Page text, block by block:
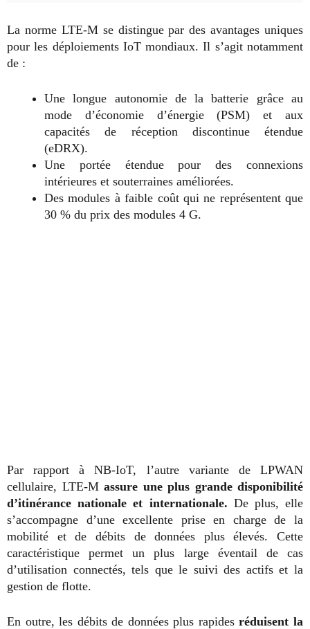
La norme LTE-M se distingue par des avantages uniques
pour les déploiements IoT mondiaux. Il s’agit notamment
de :
Une longue autonomie de la batterie grâce au
mode d’économie d’énergie (PSM) et aux
capacités de réception discontinue étendue
(eDRX).
Une portée étendue pour des connexions
intérieures et souterraines améliorées.
Des modules à faible coût qui ne représentent que
30 % du prix des modules 4 G.
Par rapport à NB-IoT, l’autre variante de LPWAN
cellulaire, LTE-Massure une plus grande disponibilité
d’itinérance nationale et internationale. De plus, elle
s’accompagne d’une excellente prise en charge de la
mobilité et de débits de données plus élevés. Cette
caractéristique permet un plus large éventail de cas
d’utilisation connectés, tels que le suivi des actifs et la
gestion de flotte.
En outre, les débits de données plus rapidesréduisent la